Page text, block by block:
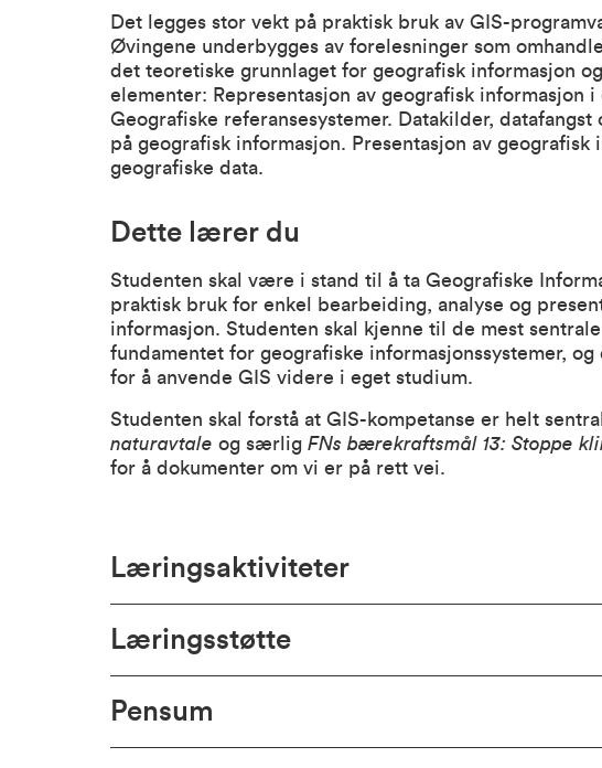
Det legges stor vekt på praktisk bruk av GIS-
Øvingene underbygges av forelesninger som
det teoretiske grunnlaget for geografisk informasjon
elementer: Representasjon av geografisk informasjon i
Geografiske referansesystemer. Datakilder,
på geografisk informasjon. Presentasjon av geografisk
geografiske data.
Dette lærer du
Studenten skal være i stand til å ta Geografiske
praktisk bruk for enkel bearbeiding, analyse og
informasjon. Studenten skal kjenne til de mest
fundamentet for geografiske informasjonssystemer,
for å anvende GIS videre i eget studium.
Studenten skal forstå at GIS-kompetanse er helt
naturavtale og særlig FNs bærekraftsmål 13: Stoppe
for å dokumenter om vi er på rett vei.
Læringsaktiviteter
Læringsstøtte
Pensum